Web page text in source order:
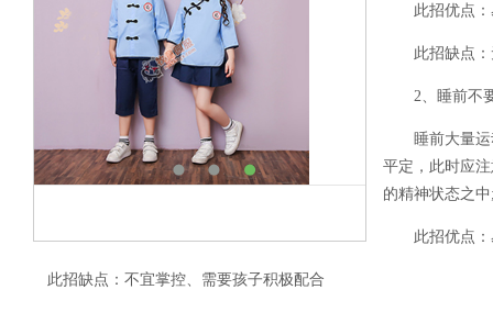
此招优点
此招缺点
2、睡前不
睡前大量
平定，此时应
的精神状态之
此招优点
此招缺点：不宜掌控、需要孩子积极配合